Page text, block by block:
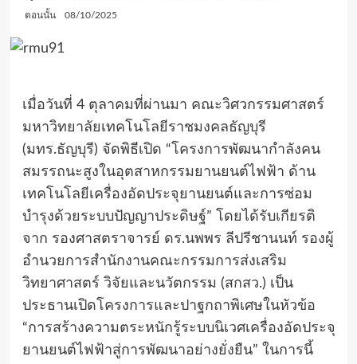
ตอนนั้น 08/10/2025
เมื่อวันที่ 4 ตุลาคมที่ผ่านมา คณะวิศวกรรมศาสตร์
มหาวิทยาลัยเทคโนโลยีราชมงคลธัญบุรี
(มทร.ธัญบุรี) จัดพิธีเปิด “โครงการพัฒนากำลังคน
สมรรถนะสูงในอุตสาหกรรมยานยนต์ไฟฟ้า ด้าน
เทคโนโลยีเครื่องอัดประจุยานยนต์และการซ่อม
บำรุงด้วยระบบปัญญาประดิษฐ์” โดยได้รับเกียรติ
จาก รองศาสตราจารย์ ดร.นพพร ลีปรีชานนท์ รองผู้
อำนวยการสำนักงานคณะกรรมการส่งเสริม
วิทยาศาสตร์ วิจัยและนวัตกรรม (สกสว.) เป็น
ประธานเปิดโครงการและปาฐกถาพิเศษในหัวข้อ
“การสร้างความตระหนักรู้ระบบนิเวศเครื่องอัดประจุ
ยานยนต์ไฟฟ้าสู่การพัฒนาอย่างยั่งยืน” ในการนี้